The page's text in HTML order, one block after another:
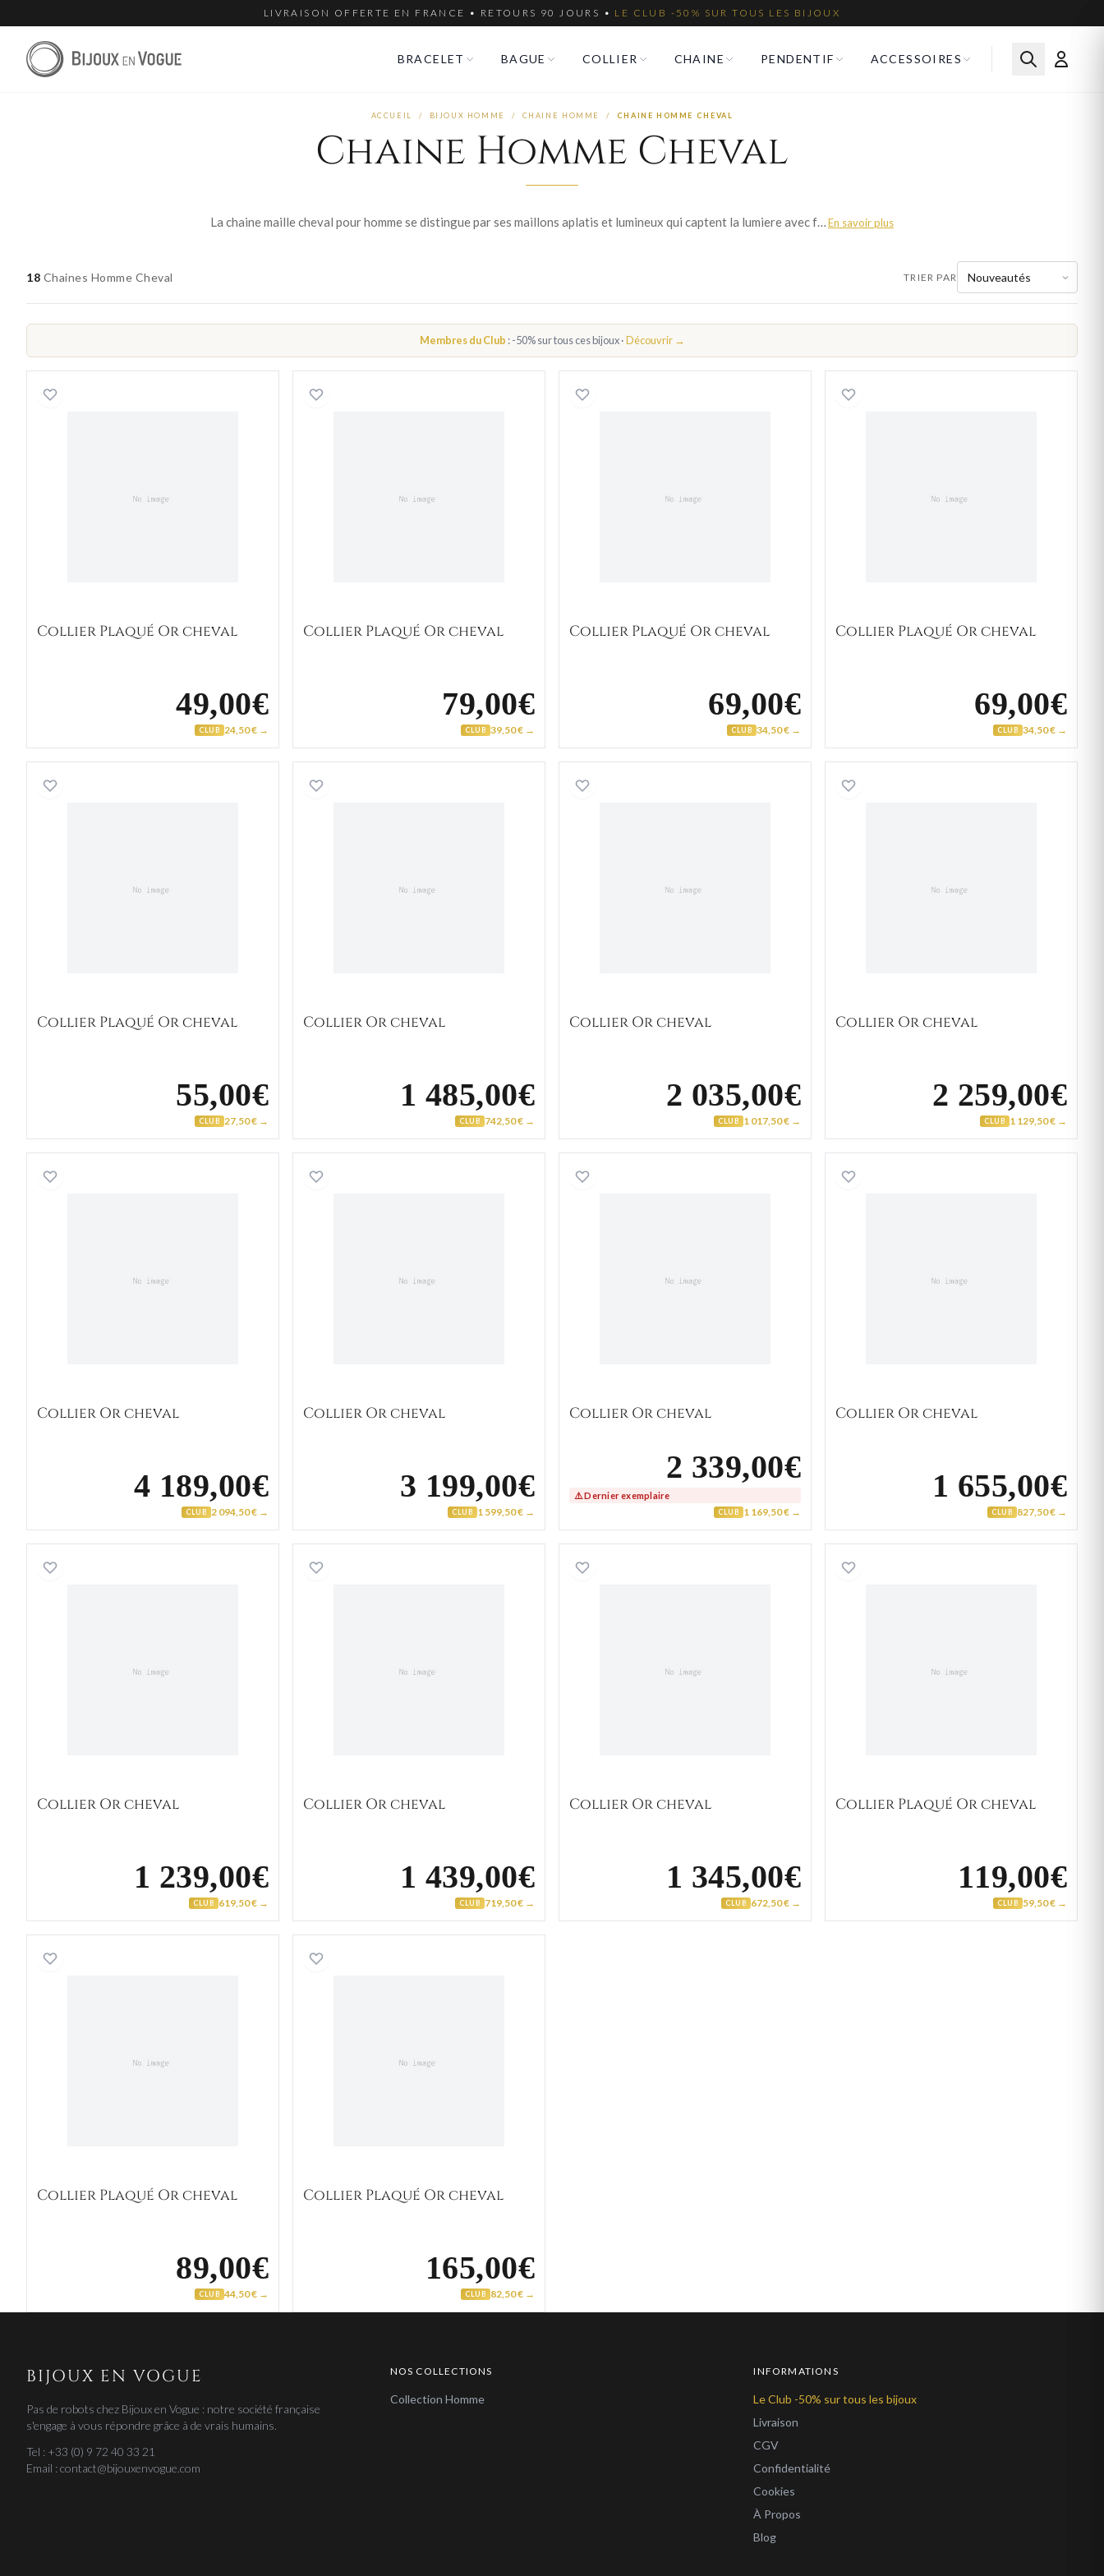
LIVRAISON OFFERTE EN FRANCE • RETOURS 90 JOURS • LE CLUB -50% SUR TOUS LES BIJOUX
BRACELET BAGUE COLLIER CHAINE PENDENTIF ACCESSOIRES
ACCUEIL / BIJOUX HOMME / CHAINE HOMME / CHAINE HOMME CHEVAL
Chaine Homme Cheval
La chaine maille cheval pour homme se distingue par ses maillons aplatis et lumineux qui captent la lumiere avec force. Bijoux en Vogue propose cette chaine en or jaune, or blanc et argent 925, dans differentes largeurs et longueurs. Son allure puissante et elegante en fait un classique de la joaillerie masculine. Fabrication francaise, livraison offerte et fermoir securise.En savoir plus
18 Chaines Homme Cheval TRIER PAR
Membres du Club : -50% sur tous ces bijoux ·Découvrir →
Collier Plaqué Or cheval
49,00€
CLUB 24,50 € →
Collier Plaqué Or cheval
79,00€
CLUB 39,50 € →
Collier Plaqué Or cheval
69,00€
CLUB 34,50 € →
Collier Plaqué Or cheval
69,00€
CLUB 34,50 € →
Collier Plaqué Or cheval
55,00€
CLUB 27,50 € →
Collier Or cheval
1 485,00€
CLUB 742,50 € →
Collier Or cheval
2 035,00€
CLUB 1 017,50 € →
Collier Or cheval
2 259,00€
CLUB 1 129,50 € →
Collier Or cheval
4 189,00€
CLUB 2 094,50 € →
Collier Or cheval
3 199,00€
CLUB 1 599,50 € →
Collier Or cheval
2 339,00€
⚠️ Dernier exemplaire
CLUB 1 169,50 € →
Collier Or cheval
1 655,00€
CLUB 827,50 € →
Collier Or cheval
1 239,00€
CLUB 619,50 € →
Collier Or cheval
1 439,00€
CLUB 719,50 € →
Collier Or cheval
1 345,00€
CLUB 672,50 € →
Collier Plaqué Or cheval
119,00€
CLUB 59,50 € →
Collier Plaqué Or cheval
89,00€
CLUB 44,50 € →
Collier Plaqué Or cheval
165,00€
CLUB 82,50 € →
BIJOUX EN VOGUE
Pas de robots chez Bijoux en Vogue : notre société française
s'engage à vous répondre grâce à de vrais humains.
Tel : +33 (0) 9 72 40 33 21
Email : contact@bijouxenvogue.com
NOS COLLECTIONS
Collection Homme
INFORMATIONS
Le Club -50% sur tous les bijoux
Livraison
CGV
Confidentialité
Cookies
À Propos
Blog